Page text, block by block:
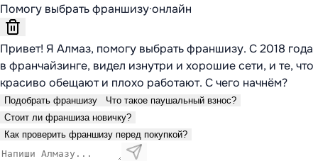
Помогу выбрать франшизу·онлайн
Привет! Я Алмаз, помогу выбрать франшизу. С 2018 года
в франчайзинге, видел изнутри и хорошие сети, и те, что
красиво обещают и плохо работают. С чего начнём?
Подобрать франшизу
Что такое паушальный взнос?
Стоит ли франшиза новичку?
Как проверить франшизу перед покупкой?